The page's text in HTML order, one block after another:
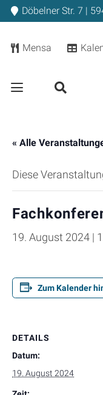
Döbelner Str. 7 |
Mensa
« Alle
Diese
19. August 2024 |
Zum Kalender
DETAILS
Datum:
19. August 2024